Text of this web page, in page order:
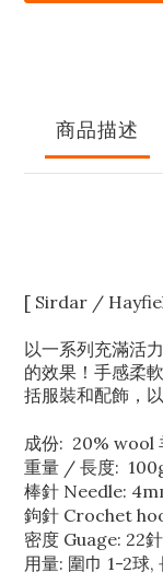
商品描述
[ Sirdar /
以一系列充滿活
的效果！手感柔
括服裝和配飾，
成份: 20% wool
重量 / 長度:
棒針 Needle:
鉤針 Crochet
密度 Guage: 22
用量: 圍巾 1-2球,